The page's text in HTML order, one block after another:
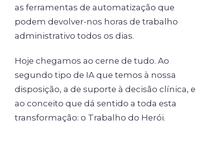
as ferramentas de automatização que
podem devolver-nos horas de trabalho
administrativo todos os dias.
Hoje chegamos ao cerne de tudo. Ao
segundo tipo de IA que temos à nossa
disposição, a de suporte à decisão clínica, e
ao conceito que dá sentido a toda esta
transformação: o Trabalho do Herói.